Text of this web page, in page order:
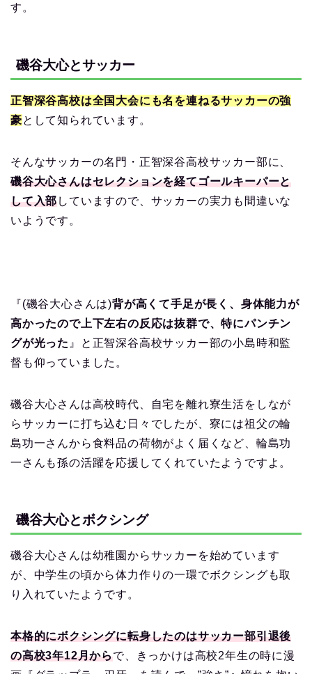
す。
磯谷大心とサッカー
正智深谷高校は全国大会にも名を連ねるサッカーの強
豪として知られています。
そんなサッカーの名門・正智深谷高校サッカー部に、
磯谷大心さんはセレクションを経てゴールキーパーと
して入部していますので、サッカーの実力も間違いな
いようです。
『(磯谷大心さんは)背が高くて手足が長く、身体能力が
高かったので上下左右の反応は抜群で、特にパンチン
グが光った 』と正智深谷高校サッカー部の小島時和監
督も仰っていました。
磯谷大心さんは高校時代、自宅を離れ寮生活をしなが
らサッカーに打ち込む日々でしたが、寮には祖父の輪
島功一さんから食料品の荷物がよく届くなど、輪島功
一さんも孫の活躍を応援してくれていたようですよ。
磯谷大心とボクシング
磯谷大心さんは幼稚園からサッカーを始めています
が、中学生の頃から体力作りの一環でボクシングも取
り入れていたようです。
本格的にボクシングに転身したのはサッカー部引退後
の高校3年12月からで、きっかけは高校2年生の時に漫